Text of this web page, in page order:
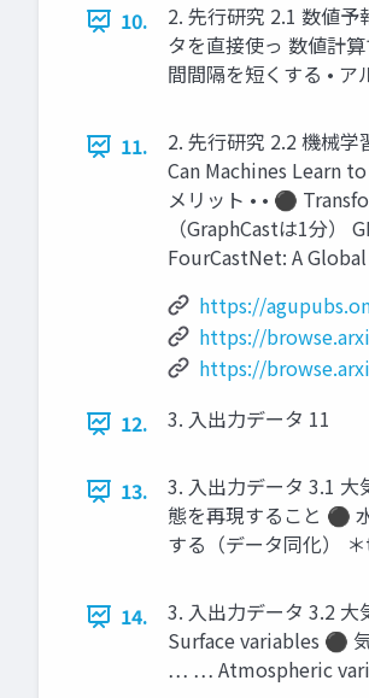
10.
2. 先行研究 2.1 数値
タを直接使っ 数値計
間間隔を短くする •
11.
2. 先行研究 2.2 機械
Can Machines Learn
メリット • • ⚫
（GraphCastは1分
FourCastNet: A
https://
https://
https://
12.
3. 入出力データ 11
13.
3. 入出力データ 3.1
態を再現すること ⚫
する（データ同化）
14.
3. 入出力データ 3.2
Surface variables ⚫
… … Atmospheric